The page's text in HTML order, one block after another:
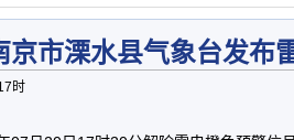
京市溧水县气象台发布
时